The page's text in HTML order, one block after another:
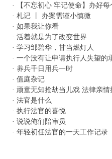
·
【不忘初心 牢记使命】办好
· 札记 丨 办案需谨小慎微
· 如果我让你看
· 活着就是为了改变世界
· 学习邹碧华，甘当燃灯人
· 一个没有让申请执行人失望的
· 养兵千日用兵一时
· 值庭杂记
· 顽童无知抢劫当儿戏 法律亲情
· 法官是什么
· 执行法官的喜悦
· 说说俺们陪审员
· 年轻初任法官的一天工作记录